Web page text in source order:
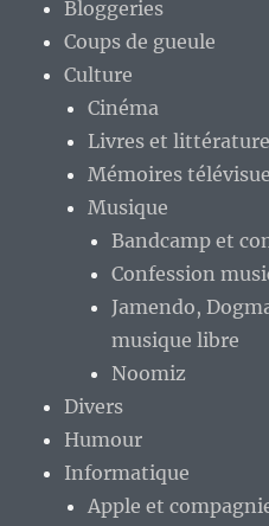
Bloggeries
Coups de gueule
Culture
Cinéma
Livres et littérature
Mémoires
Musique
Bandcamp et
Confession
Jamendo,
musique libre
Noomiz
Divers
Humour
Informatique
Apple et